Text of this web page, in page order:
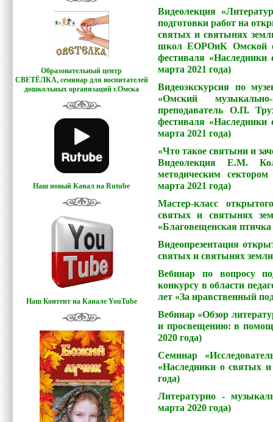
Образовательный центр
СВЕТЁЛКА, семинар для воспитателей
дошкольных организаций г.Омска
Наш новый Канал на Rutube
Наш Контент на Канале YouTube
Видеолекция
подготовки работ на
святых и святынях
школ ЕОРОиК Омской
фестиваля
марта 2021 года)
Видеоэкскурсия по
«Омский
преподаватель О.П.
фестиваля
марта 2021 года)
«Что такое святыни и
Видеолекция Е.М.
методическим
марта 2021 года)
Мастер-класс
святых и святынях
«Благовещенская
Видеопрезентация
святых и святынях
Вебинар по вопросу
конкурсу в области
лет «За нравственный
Вебинар «Обзор
и просвещению: в
2020 года)
Семинар
«Наследники о святых
года)
Литературно -
марта 2020 года)